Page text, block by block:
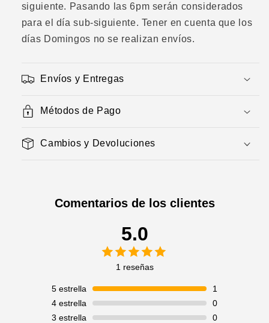
siguiente. Pasando las 6pm serán considerados
para el día sub-siguiente. Tener en cuenta que los
días Domingos no se realizan envíos.
Envíos y Entregas
Métodos de Pago
Cambios y Devoluciones
Comentarios de los clientes
5.0
1 reseñas
5estrella
1
4estrella
0
3 estrella
0